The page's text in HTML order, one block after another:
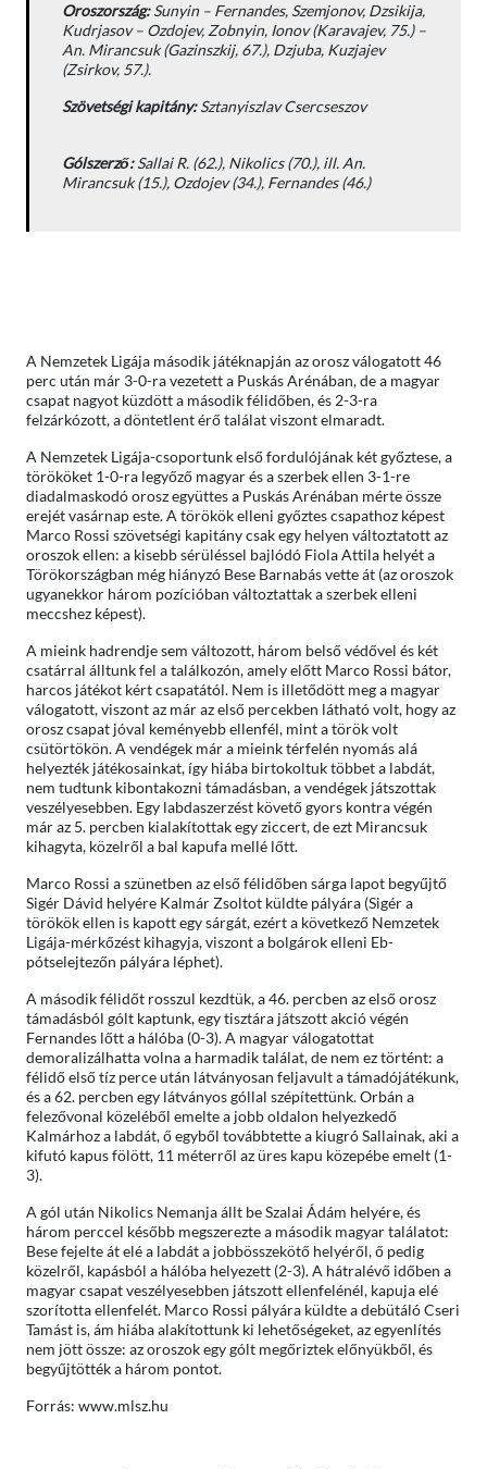
Oroszország:Sunyin – Fernandes, Szemjonov, Dzsikija,
Kudrjasov – Ozdojev, Zobnyin, Ionov (Karavajev, 75.) –
An. Mirancsuk (Gazinszkij, 67.), Dzjuba, Kuzjajev
(Zsirkov, 57.).
Szövetségi kapitány:Sztanyiszlav Csercseszov
Gólszerző:Sallai R. (62.), Nikolics (70.), ill. An.
Mirancsuk (15.), Ozdojev (34.), Fernandes (46.)
A Nemzetek Ligája második játéknapján az orosz válogatott 46
perc után már 3-0-ra vezetett a Puskás Arénában, de a magyar
csapat nagyot küzdött a második félidőben, és 2-3-ra
felzárkózott, a döntetlent érő találat viszont elmaradt.
A Nemzetek Ligája-csoportunk első fordulójának két győztese, a
törököket 1-0-ra legyőző magyar és a szerbek ellen 3-1-re
diadalmaskodó orosz együttes a Puskás Arénában mérte össze
erejét vasárnap este. A törökök elleni győztes csapathoz képest
Marco Rossi szövetségi kapitány csak egy helyen változtatott az
oroszok ellen: a kisebb sérüléssel bajlódó Fiola Attila helyét a
Törökországban még hiányzó Bese Barnabás vette át (az oroszok
ugyanekkor három pozícióban változtattak a szerbek elleni
meccshez képest).
A mieink hadrendje sem változott, három belső védővel és két
csatárral álltunk fel a találkozón, amely előtt Marco Rossi bátor,
harcos játékot kért csapatától. Nem is illetődött meg a magyar
válogatott, viszont az már az első percekben látható volt, hogy az
orosz csapat jóval keményebb ellenfél, mint a török volt
csütörtökön. A vendégek már a mieink térfelén nyomás alá
helyezték játékosainkat, így hiába birtokoltuk többet a labdát,
nem tudtunk kibontakozni támadásban, a vendégek játszottak
veszélyesebben. Egy labdaszerzést követő gyors kontra végén
már az 5. percben kialakítottak egy ziccert, de ezt Mirancsuk
kihagyta, közelről a bal kapufa mellé lőtt.
Marco Rossi a szünetben az első félidőben sárga lapot begyűjtő
Sigér Dávid helyére Kalmár Zsoltot küldte pályára (Sigér a
törökök ellen is kapott egy sárgát, ezért a következő Nemzetek
Ligája-mérkőzést kihagyja, viszont a bolgárok elleni Eb-
pótselejtezőn pályára léphet).
A második félidőt rosszul kezdtük, a 46. percben az első orosz
támadásból gólt kaptunk, egy tisztára játszott akció végén
Fernandes lőtt a hálóba (0-3). A magyar válogatottat
demoralizálhatta volna a harmadik találat, de nem ez történt: a
félidő első tíz perce után látványosan feljavult a támadójátékunk,
és a 62. percben egy látványos góllal szépítettünk. Orbán a
felezővonal közeléből emelte a jobb oldalon helyezkedő
Kalmárhoz a labdát, ő egyből továbbtette a kiugró Sallainak, aki a
kifutó kapus fölött, 11 méterről az üres kapu közepébe emelt (1-
3).
A gól után Nikolics Nemanja állt be Szalai Ádám helyére, és
három perccel később megszerezte a második magyar találatot:
Bese fejelte át elé a labdát a jobbösszekötő helyéről, ő pedig
közelről, kapásból a hálóba helyezett (2-3). A hátralévő időben a
magyar csapat veszélyesebben játszott ellenfelénél, kapuja elé
szorította ellenfelét. Marco Rossi pályára küldte a debütáló Cseri
Tamást is, ám hiába alakítottunk ki lehetőségeket, az egyenlítés
nem jött össze: az oroszok egy gólt megőriztek előnyükből, és
begyűjtötték a három pontot.
Forrás: www.mlsz.hu